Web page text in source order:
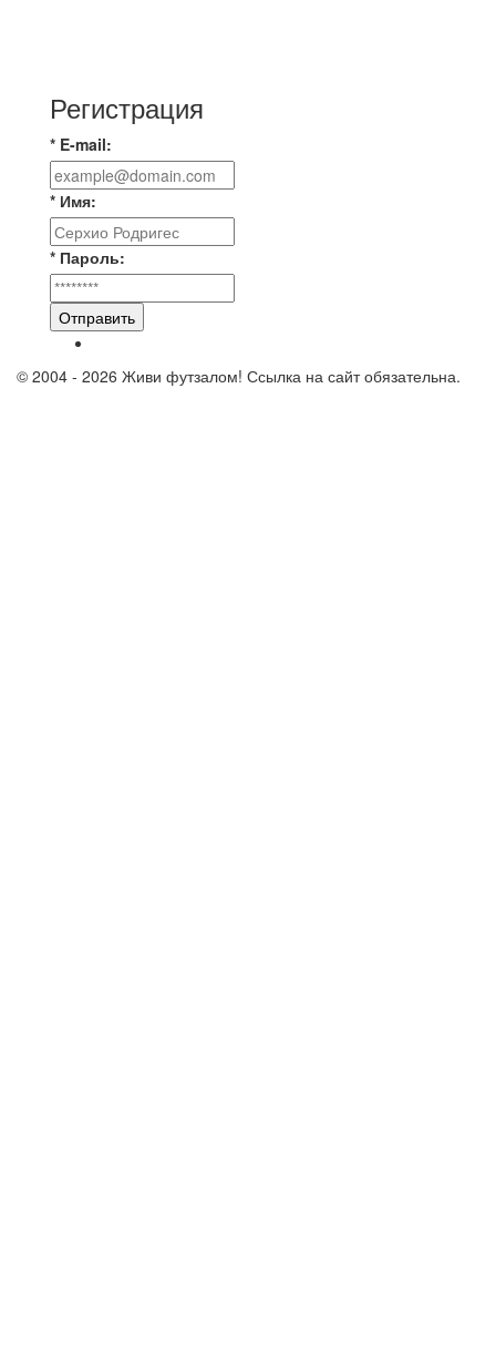
Регистрация
* E-mail:
* Имя:
* Пароль:
Отправить
© 2004 - 2026 Живи футзалом! Ссылка на сайт обязательна.